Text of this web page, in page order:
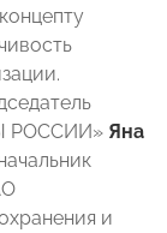
РОССИИ» Яна
и